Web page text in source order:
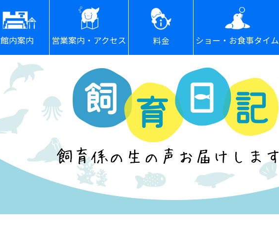
館内案内 営業案内・アクセス 料金 ショー・お食事タイム